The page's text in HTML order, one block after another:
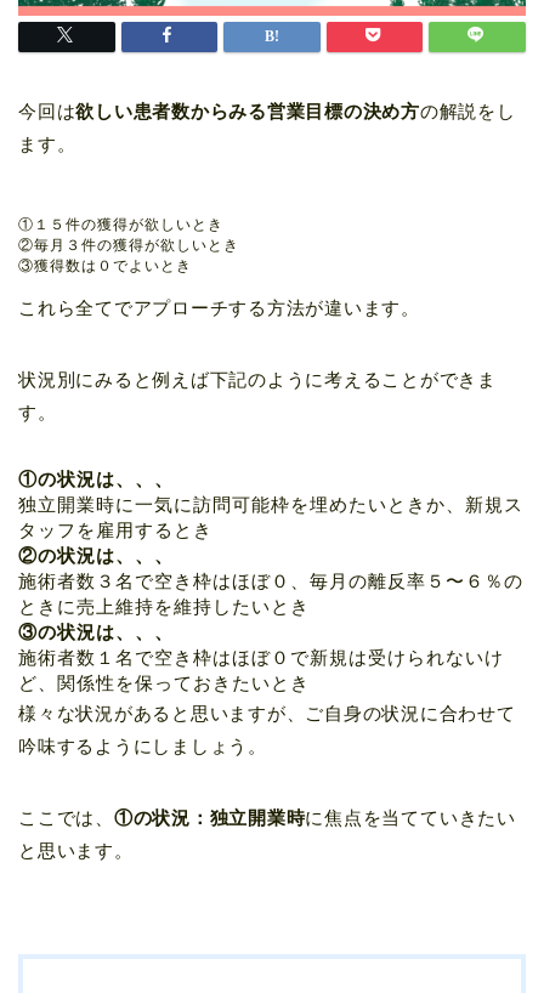
今回は欲しい患者数からみる営業目標の決め方の解説をし
ます。
①１５件の獲得が欲しいとき
②毎月３件の獲得が欲しいとき
③獲得数は０でよいとき
これら全てでアプローチする方法が違います。
状況別にみると例えば下記のように考えることができま
す。
①の状況は、、、
独立開業時に一気に訪問可能枠を埋めたいときか、新規ス
タッフを雇用するとき
②の状況は、、、
施術者数３名で空き枠はほぼ０、毎月の離反率５〜６％の
ときに売上維持を維持したいとき
③の状況は、、、
施術者数１名で空き枠はほぼ０で新規は受けられないけ
ど、関係性を保っておきたいとき
様々な状況があると思いますが、ご自身の状況に合わせて
吟味するようにしましょう。
ここでは、 ①の状況：独立開業時に焦点を当てていきたい
と思います。